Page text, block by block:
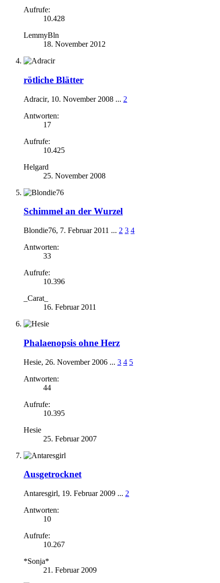
Aufrufe:
10.428
LemmyBln
18. November 2012
rötliche Blätter
Adracir, 10. November 2008 ... 2
Antworten:
17
Aufrufe:
10.425
Helgard
25. November 2008
Schimmel an der Wurzel
Blondie76, 7. Februar 2011 ... 2 3 4
Antworten:
33
Aufrufe:
10.396
_Carat_
16. Februar 2011
Phalaenopsis ohne Herz
Hesie, 26. November 2006 ... 3 4 5
Antworten:
44
Aufrufe:
10.395
Hesie
25. Februar 2007
Ausgetrocknet
Antaresgirl, 19. Februar 2009 ... 2
Antworten:
10
Aufrufe:
10.267
*Sonja*
21. Februar 2009